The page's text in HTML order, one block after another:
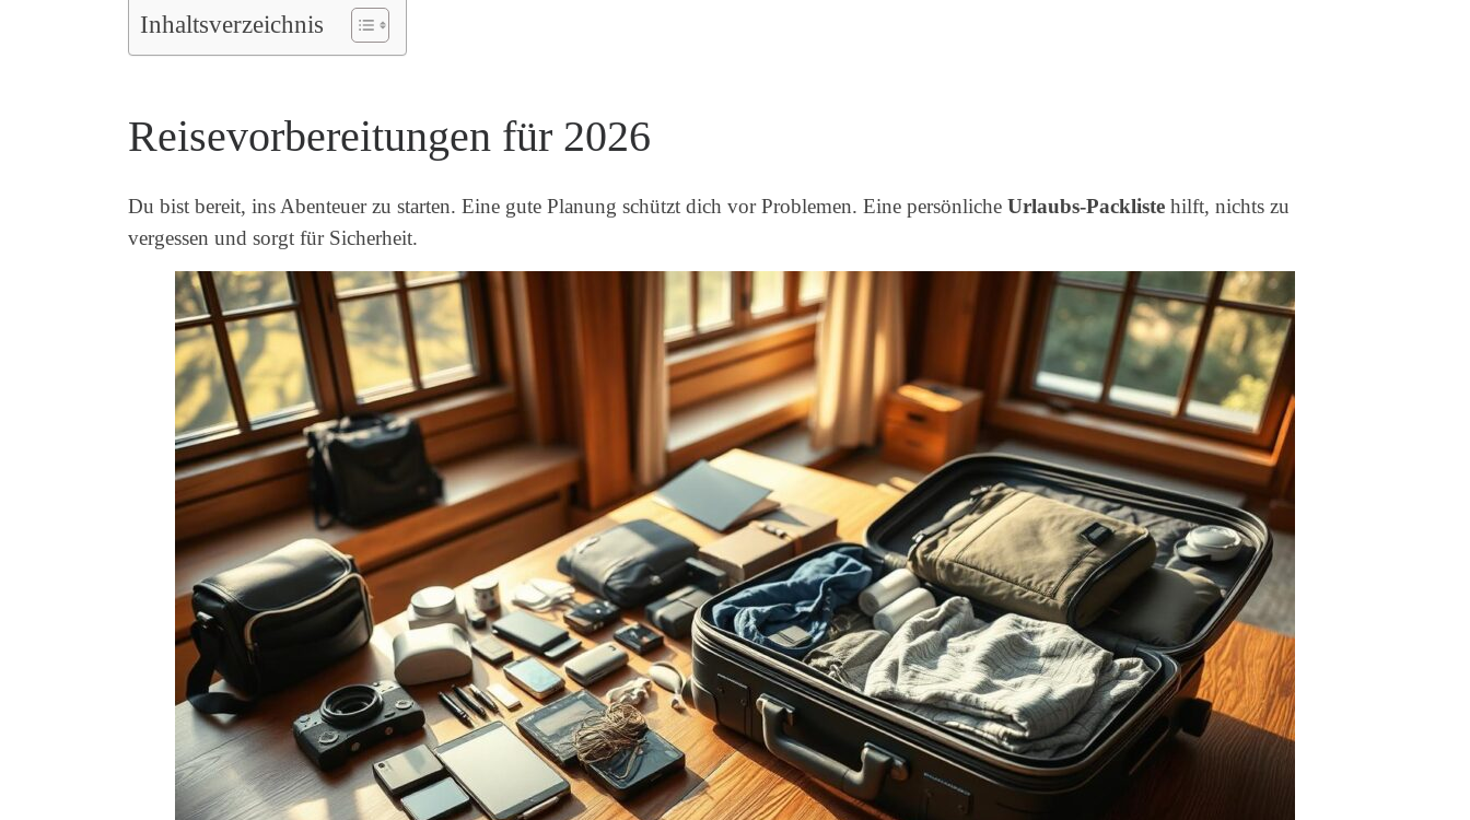
Inhaltsverzeichnis
Reisevorbereitungen für 2026
Du bist bereit, ins Abenteuer zu starten. Eine gute Planung schützt dich vor Problemen. Eine persönliche Urlaubs-Packliste hilft, nichts zu
vergessen und sorgt für Sicherheit.